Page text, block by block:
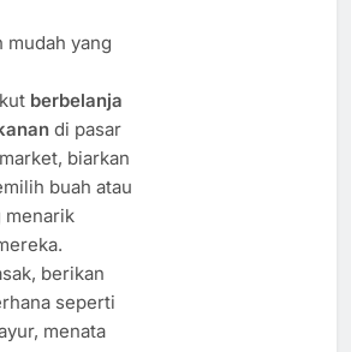
mudah yang
berbelanja
di pasar
biarkan
buah atau
menarik
berikan
seperti
menata